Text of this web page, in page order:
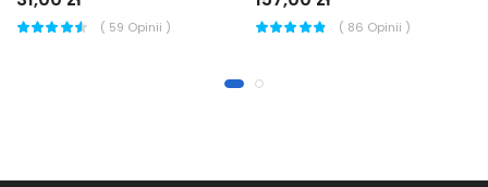
( 59 Opinii ) ( 86 Opinii )